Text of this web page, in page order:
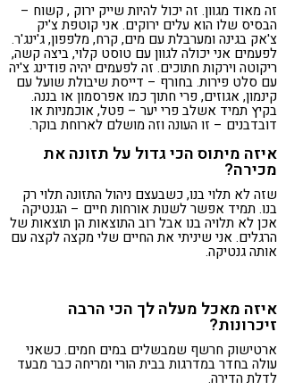
זה מאוד מגוון. זה יכול להיות שייק ירוק , קשוח –
הבסיס שלו הוא עלים ירוקים. אני קוטפת צ'יק
צ'אק בגינה ומערבלת עם מים, קרח, מלפפון, ג'ינג'ר.
לפעמים אני יכולה לגוון עם טוסט קלוי, ביצה קשה,
ריקוטה וירקות חתוכים. זה לפעמים יהיה פודינג צ'יה
עם סלט פירות. בחורף – דייסת שיבולת שועל עם
קינמון, אגוזים, פרי חתוך כמו אפרסמון או בננה.
בקיץ תמיד אשלב פרי יער – פטל, אוכמניות או
דובדבנים – זו העונה וזה מושלם לארוחת בוקר.
איזה מיתוס הכי גדול על תזונה את
מכירה?
שזה לא תלוי בנו, כשבעצם ניהול התזונה תלוי רק
בנו. תמיד אפשר לשנות אורחות חיים – הגנטיקה
אכן לא תלויה בנו אבל רוב התוצאות הן תוצאות של
הרגלים. אני שיניתי את החיים שלי מקצה לקצה עם
אותה גנטיקה.
איזה מאכל מעלה לך הכי הרבה
זיכרונות?
ארטישוק חרשף שמבשלים במים חמים. כשאני
עולה בחדר במדרגות בבית הורי ומריחה כבר מבעד
לדלת הדירה.